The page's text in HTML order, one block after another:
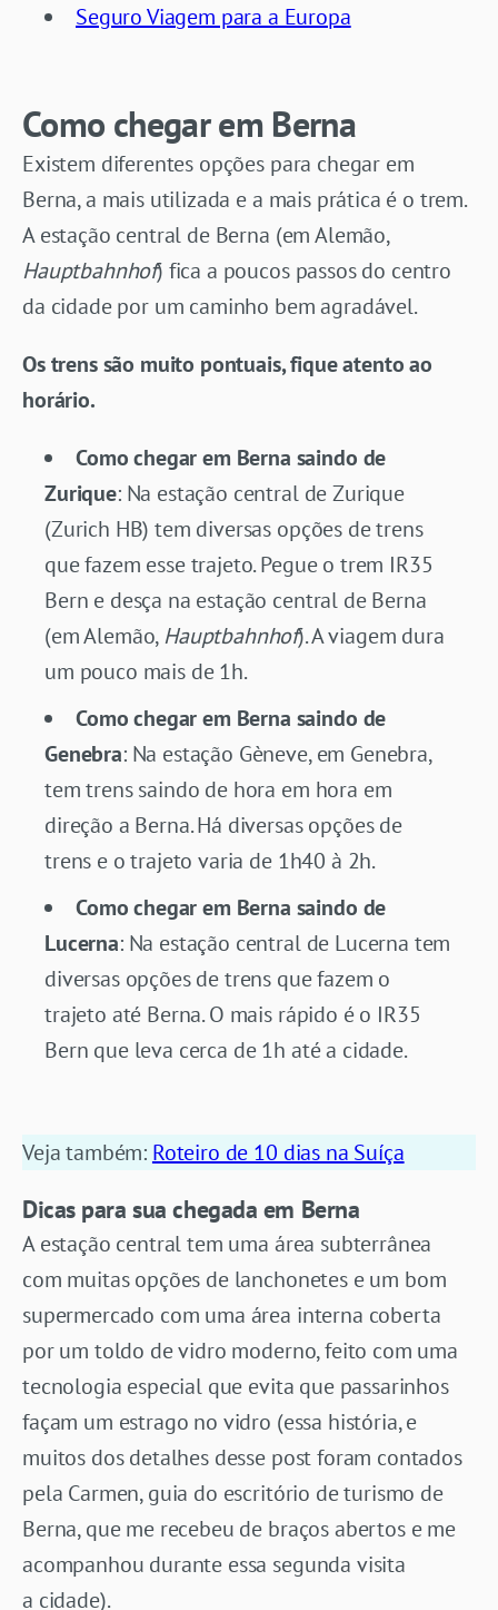
Seguro Viagem para a Europa
Como chegar em Berna
Existem diferentes opções para chegar em
Berna, a mais utilizada e a mais prática é o trem.
A estação central de Berna (em Alemão,
Hauptbahnhof) fica a poucos passos do centro
da cidade por um caminho bem agradável.
Os trens são muito pontuais, fique atento ao
horário.
Como chegar em Berna saindo de
Zurique: Na estação central de Zurique
(Zurich HB) tem diversas opções de trens
que fazem esse trajeto. Pegue o trem IR35
Bern e desça na estação central de Berna
(em Alemão,Hauptbahnhof). A viagem dura
um pouco mais de 1h.
Como chegar em Berna saindo de
Genebra: Na estação Gèneve, em Genebra,
tem trens saindo de hora em hora em
direção a Berna. Há diversas opções de
trens e o trajeto varia de 1h40 à 2h.
Como chegar em Berna saindo de
Lucerna: Na estação central de Lucerna tem
diversas opções de trens que fazem o
trajeto até Berna. O mais rápido é o IR35
Bern que leva cerca de 1h até a cidade.
Veja também: Roteiro de 10 dias na Suíça
Dicas para sua chegada em Berna
A estação central tem uma área subterrânea
com muitas opções de lanchonetes e um bom
supermercado com uma área interna coberta
por um toldo de vidro moderno, feito com uma
tecnologia especial que evita que passarinhos
façam um estrago no vidro (essa história, e
muitos dos detalhes desse post foram contados
pela Carmen, guia do escritório de turismo de
Berna, que me recebeu de braços abertos e me
acompanhou durante essa segunda visita
a cidade).